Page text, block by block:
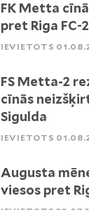
FK Metta
pret Riga FC-2
IEVIETOTS
FS Metta-2
cīnās
Sigulda
IEVIETOTS
Augusta
viesos pret